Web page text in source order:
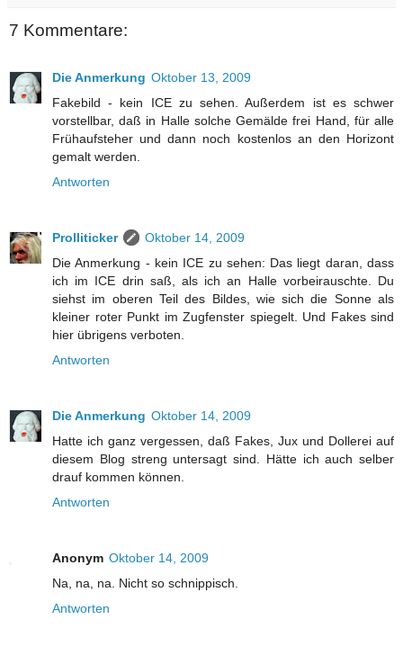
7 Kommentare:
Die Anmerkung Oktober 13, 2009
Fakebild - kein ICE zu sehen. Außerdem ist es schwer
vorstellbar, daß in Halle solche Gemälde frei Hand, für alle
Frühaufsteher und dann noch kostenlos an den Horizont
gemalt werden.
Antworten
Prolliticker
Oktober 14, 2009
Die Anmerkung - kein ICE zu sehen: Das liegt daran, dass
ich im ICE drin saß, als ich an Halle vorbeirauschte. Du
siehst im oberen Teil des Bildes, wie sich die Sonne als
kleiner roter Punkt im Zugfenster spiegelt. Und Fakes sind
hier übrigens verboten.
Antworten
Die Anmerkung Oktober 14, 2009
Hatte ich ganz vergessen, daß Fakes, Jux und Dollerei auf
diesem Blog streng untersagt sind. Hätte ich auch selber
drauf kommen können.
Antworten
Anonym Oktober 14, 2009
Na, na, na. Nicht so schnippisch.
Antworten